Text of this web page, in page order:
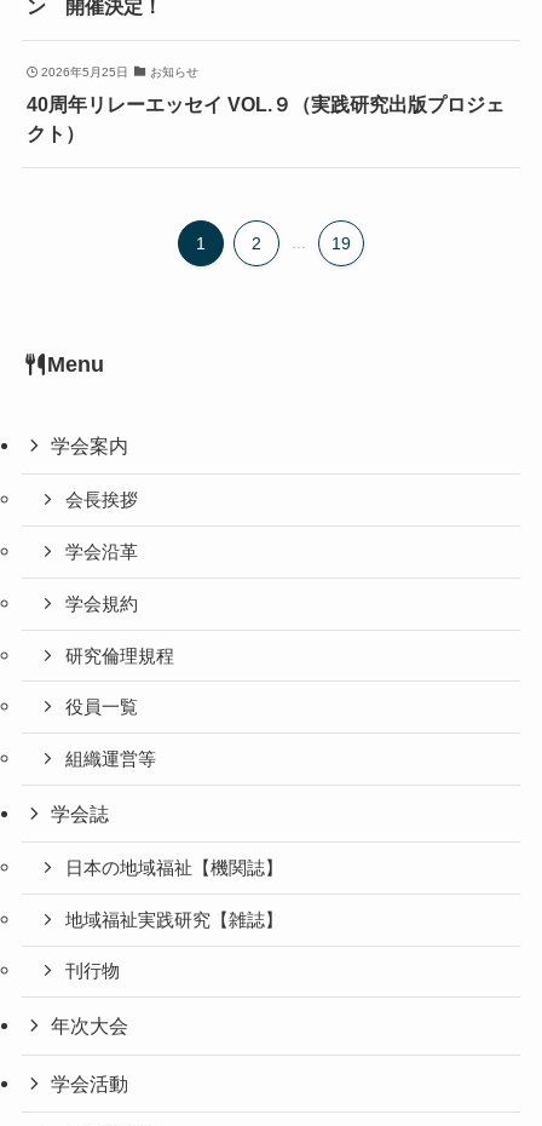
ン 開催決定！
2026年5月25日 お知らせ
40周年リレーエッセイ VOL.９（実践研究出版プロジェ
クト）
1 2 ... 19
Menu
学会案内
会長挨拶
学会沿革
学会規約
研究倫理規程
役員一覧
組織運営等
学会誌
日本の地域福祉【機関誌】
地域福祉実践研究【雑誌】
刊行物
年次大会
学会活動